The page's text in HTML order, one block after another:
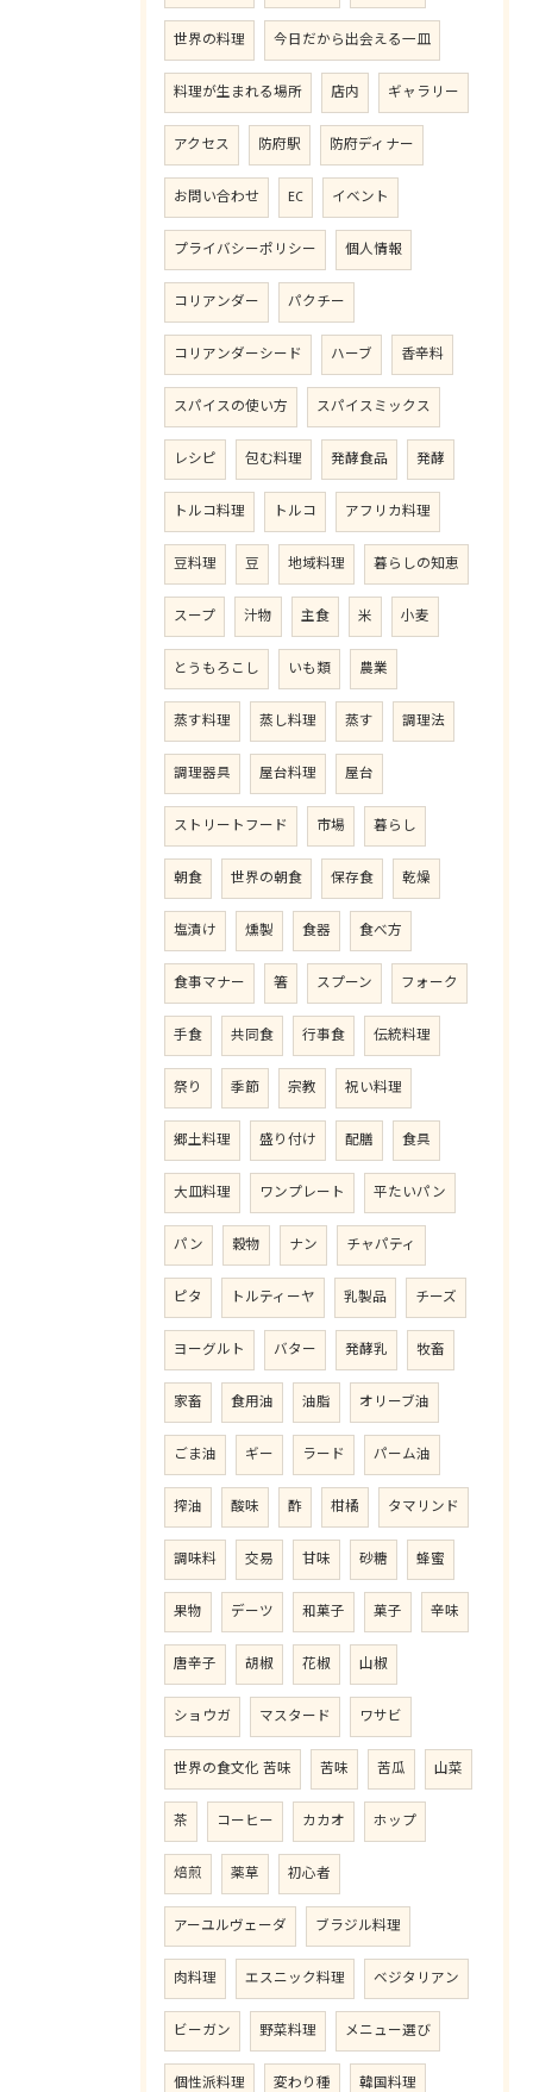
世界の料理 今日だから出会える一皿
料理が生まれる場所 店内 ギャラリー
アクセス 防府駅 防府ディナー
お問い合わせ EC イベント
プライバシーポリシー 個人情報
コリアンダー パクチー
コリアンダーシード ハーブ 香辛料
スパイスの使い方 スパイスミックス
レシピ 包む料理 発酵食品 発酵
トルコ料理 トルコ アフリカ料理
豆料理 豆 地域料理 暮らしの知恵
スープ 汁物 主食 米 小麦
とうもろこし いも類 農業
蒸す料理 蒸し料理 蒸す 調理法
調理器具 屋台料理 屋台
ストリートフード 市場 暮らし
朝食 世界の朝食 保存食 乾燥
塩漬け 燻製 食器 食べ方
食事マナー 箸 スプーン フォーク
手食 共同食 行事食 伝統料理
祭り 季節 宗教 祝い料理
郷土料理 盛り付け 配膳 食具
大皿料理 ワンプレート 平たいパン
パン 穀物 ナン チャパティ
ピタ トルティーヤ 乳製品 チーズ
ヨーグルト バター 発酵乳 牧畜
家畜 食用油 油脂 オリーブ油
ごま油 ギー ラード パーム油
搾油 酸味 酢 柑橘 タマリンド
調味料 交易 甘味 砂糖 蜂蜜
果物 デーツ 和菓子 菓子 辛味
唐辛子 胡椒 花椒 山椒
ショウガ マスタード ワサビ
世界の食文化 苦味 苦味 苦瓜 山菜
茶 コーヒー カカオ ホップ
焙煎 薬草 初心者
アーユルヴェーダ ブラジル料理
肉料理 エスニック料理 ベジタリアン
ビーガン 野菜料理 メニュー選び
個性派料理 変わり種 韓国料理